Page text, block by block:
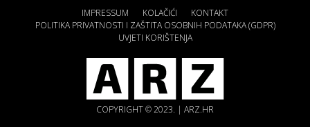
IMPRESSUM KOLAČIĆI
KONTAKT
POLITIKA PRIVATNOSTI I ZAŠTITA OSOBNIH PODATAKA (GDPR)
UVJETI KORIŠTENJA
COPYRIGHT © 2023. | ARZ.HR